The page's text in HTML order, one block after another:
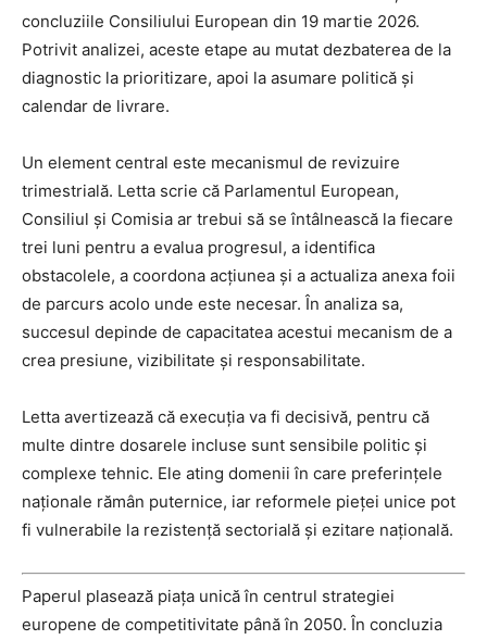
concluziile Consiliului European din 19 martie 2026.
Potrivit analizei, aceste etape au mutat dezbaterea de la
diagnostic la prioritizare, apoi la asumare politică și
calendar de livrare.
Un element central este mecanismul de revizuire
trimestrială. Letta scrie că Parlamentul European,
Consiliul și Comisia ar trebui să se întâlnească la fiecare
trei luni pentru a evalua progresul, a identifica
obstacolele, a coordona acțiunea și a actualiza anexa foii
de parcurs acolo unde este necesar. În analiza sa,
succesul depinde de capacitatea acestui mecanism de a
crea presiune, vizibilitate și responsabilitate.
Letta avertizează că execuția va fi decisivă, pentru că
multe dintre dosarele incluse sunt sensibile politic și
complexe tehnic. Ele ating domenii în care preferințele
naționale rămân puternice, iar reformele pieței unice pot
fi vulnerabile la rezistență sectorială și ezitare națională.
Paperul plasează piața unică în centrul strategiei
europene de competitivitate până în 2050. În concluzia